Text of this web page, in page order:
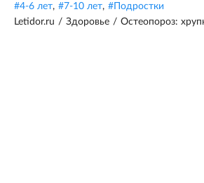
#4-6 лет, #7-10 лет, # Подростки
Letidor.ru / Здоровье / Остеопороз: